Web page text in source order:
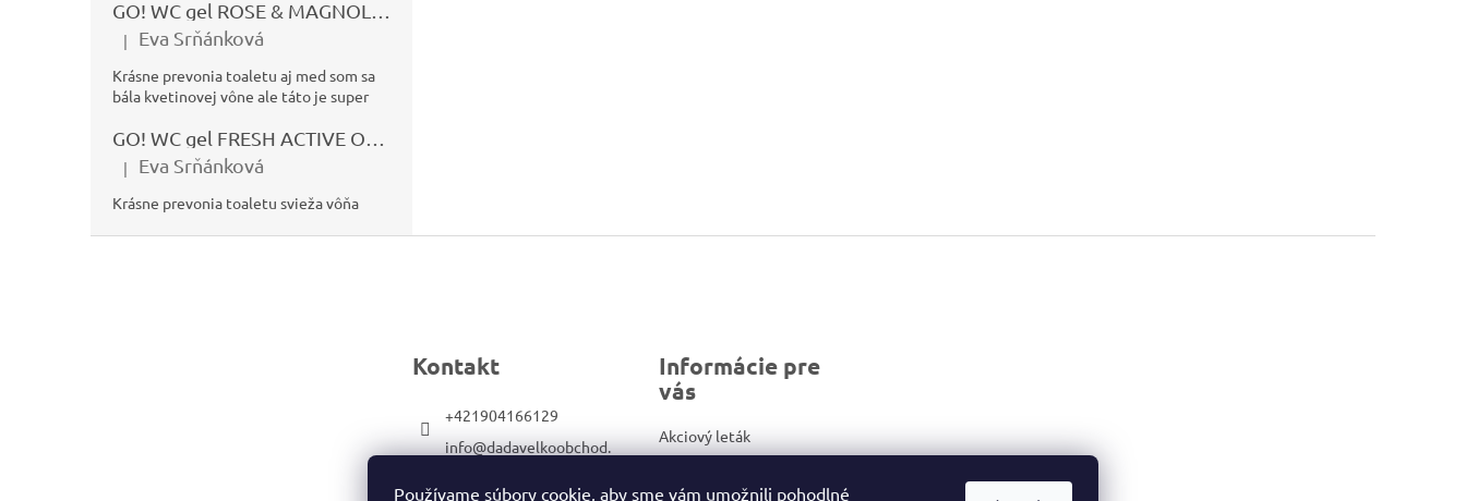
Používame súbory cookie, aby sme vám umožnili pohodlné
Hodnotenie produktu je 5 z 5 hviezdičiek.
| Eva Srňánková
Krásne prevonia toaletu aj med som sa
bála kvetinovej vône ale táto je super
Hodnotenie produktu je 5 z 5 hviezdičiek.
| Eva Srňánková
Krásne prevonia toaletu svieža vôňa
Kontakt
+421904166129
info@dadavelkoobchod.
Informácie pre
vás
Akciový leták
Kontakty